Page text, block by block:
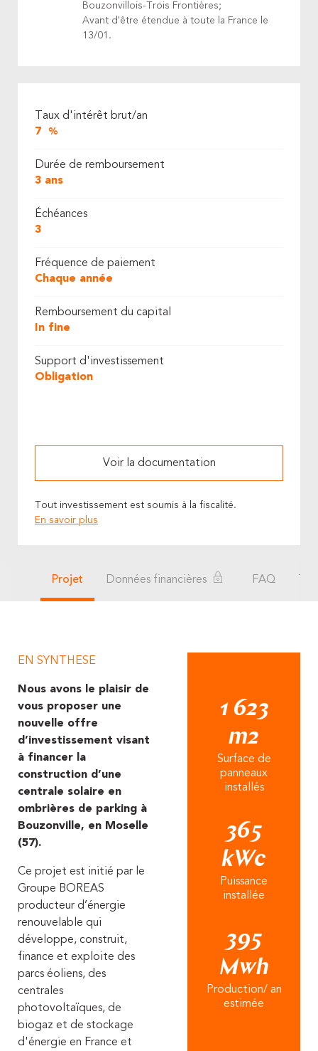
Bouzonvillois-Trois Frontières;
Avant d'être étendue à toute la France le
13/01.
Taux d'intérêt brut/an
7 %
Durée de remboursement
3 ans
Échéances
3
Fréquence de paiement
Chaque année
Remboursement du capital
In fine
Support d'investissement
Obligation
Voir la documentation
Tout investissement est soumis à la fiscalité.
En savoir plus
Projet Données financières FAQ
EN SYNTHESE
Nous avons le plaisir de
vous proposer une
nouvelle offre
d’investissement visant
à financer la
construction d’une
centrale solaire en
ombrières de parking à
Bouzonville, en Moselle
(57).
Ce projet est initié par le
Groupe BOREAS
producteur d’énergie
renouvelable qui
développe, construit,
finance et exploite des
parcs éoliens, des
centrales
photovoltaïques, de
biogaz et de stockage
d'énergie en France et
1 623
m2
Surface de
panneaux
installés
365
kWc
Puissance
installée
395
Mwh
Production/ an
estimée